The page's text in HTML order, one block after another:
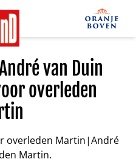
van Duin
overleden